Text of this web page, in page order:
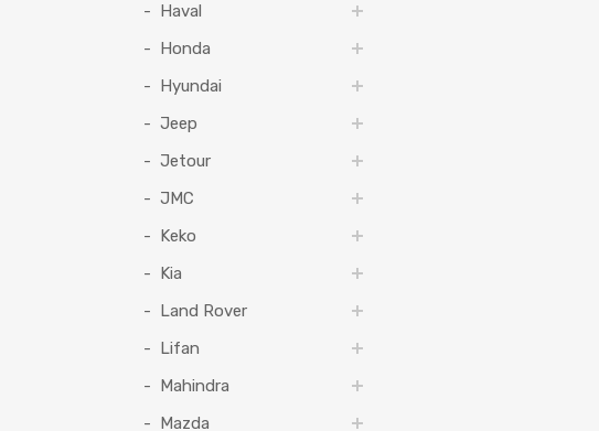
Haval
Honda
Hyundai
Jeep
Jetour
JMC
Keko
Kia
Land Rover
Lifan
Mahindra
Mazda